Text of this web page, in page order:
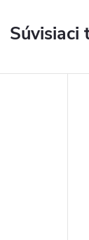
Súvisiaci